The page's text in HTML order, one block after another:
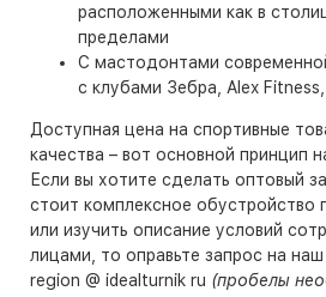
расположенными как в
пределами
С мастодонтами
с клубами Зебра, Alex
Доступная цена на спортивные
качества – вот основной принцип
Если вы хотите сделать оптовый
стоит комплексное обустройство
или изучить описание условий
лицами, то оправьте запрос на
region @ idealturnik ru (пробелы